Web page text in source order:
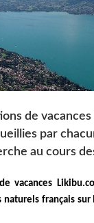
de
par
au cours
vacances
français